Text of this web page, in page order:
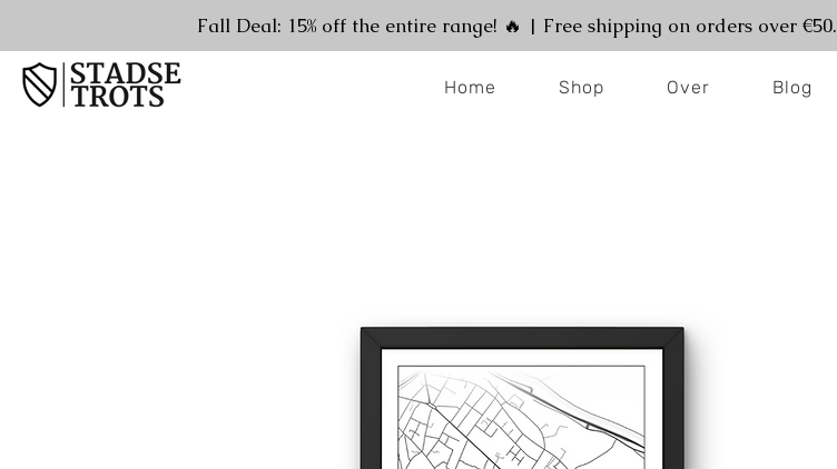
Fall Deal: 15% off the entire range! 🔥 | Free shipping on orders over €50.
Home Shop Over Blog